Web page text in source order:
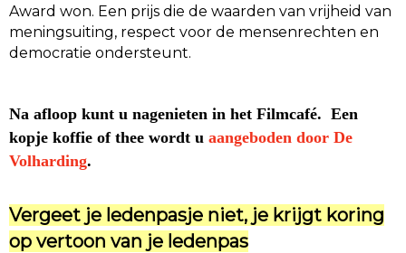
Award won. Een prijs die de waarden van vrijheid van
meningsuiting, respect voor de mensenrechten en
democratie ondersteunt.
Na afloop kunt u nagenieten in het Filmcafé. Een
kopje koffie of thee wordt u aangeboden door De
Volharding.
Vergeet je ledenpasje niet, je krijgt koring
op vertoon van je ledenpas